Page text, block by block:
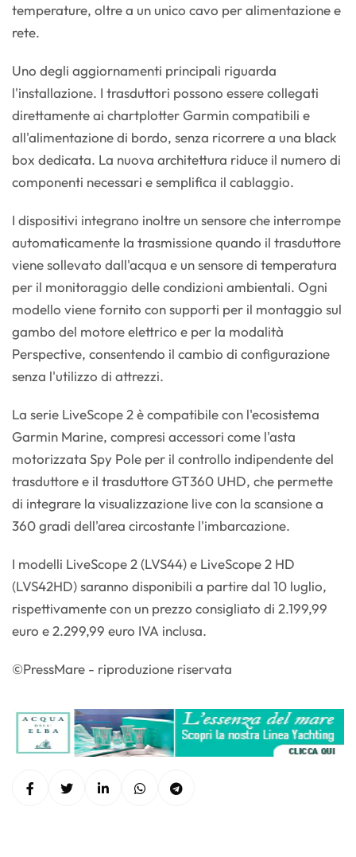
temperature, oltre a un unico cavo per alimentazione e
rete.
Uno degli aggiornamenti principali riguarda
l'installazione. I trasduttori possono essere collegati
direttamente ai chartplotter Garmin compatibili e
all'alimentazione di bordo, senza ricorrere a una black
box dedicata. La nuova architettura riduce il numero di
componenti necessari e semplifica il cablaggio.
I dispositivi integrano inoltre un sensore che interrompe
automaticamente la trasmissione quando il trasduttore
viene sollevato dall'acqua e un sensore di temperatura
per il monitoraggio delle condizioni ambientali. Ogni
modello viene fornito con supporti per il montaggio sul
gambo del motore elettrico e per la modalità
Perspective, consentendo il cambio di configurazione
senza l'utilizzo di attrezzi.
La serie LiveScope 2 è compatibile con l'ecosistema
Garmin Marine, compresi accessori come l'asta
motorizzata Spy Pole per il controllo indipendente del
trasduttore e il trasduttore GT360 UHD, che permette
di integrare la visualizzazione live con la scansione a
360 gradi dell'area circostante l'imbarcazione.
I modelli LiveScope 2 (LVS44) e LiveScope 2 HD
(LVS42HD) saranno disponibili a partire dal 10 luglio,
rispettivamente con un prezzo consigliato di 2.199,99
euro e 2.299,99 euro IVA inclusa.
©PressMare - riproduzione riservata